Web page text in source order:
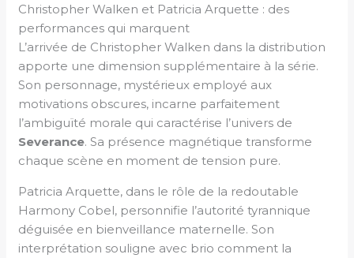
Christopher Walken et Patricia Arquette : des
performances qui marquent
L’arrivée de Christopher Walken dans la distribution
apporte une dimension supplémentaire à la série.
Son personnage, mystérieux employé aux
motivations obscures, incarne parfaitement
l’ambiguïté morale qui caractérise l’univers de
Severance. Sa présence magnétique transforme
chaque scène en moment de tension pure.
Patricia Arquette, dans le rôle de la redoutable
Harmony Cobel, personnifie l’autorité tyrannique
déguisée en bienveillance maternelle. Son
interprétation souligne avec brio comment la